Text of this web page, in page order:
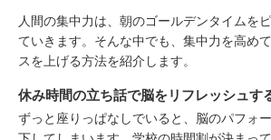
人間の集中力は、朝のゴールデンタイムを
ていきます。そんな中でも、集中力を高め
スを上げる方法を紹介します。
休み時間の立ち話で脳をリフレッシュす
ずっと座りっぱなしでいると、脳のパフォ